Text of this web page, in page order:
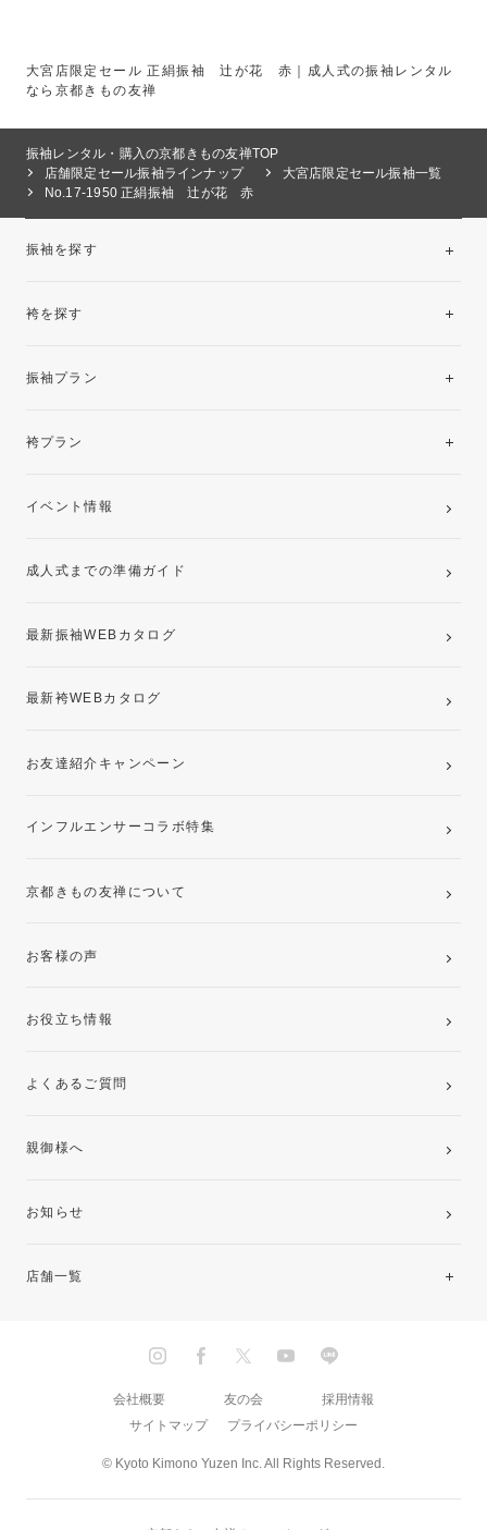
大宮店限定セール 正絹振袖 辻が花 赤｜成人式の振袖レンタル
なら京都きもの友禅
振袖レンタル・購入の京都きもの友禅TOP
店舗限定セール振袖ラインナップ
大宮店限定セール振袖一覧
No.17-1950 正絹振袖 辻が花 赤
振袖を探す
袴を探す
振袖プラン
レンタルプラン
袴プラン
卒業袴レンタルプラン
イベント情報
成人式までの準備ガイド
最新振袖WEBカタログ
最新袴WEBカタログ
お友達紹介キャンペーン
インフルエンサーコラボ特集
京都きもの友禅について
お客様の声
お役立ち情報
よくあるご質問
親御様へ
お知らせ
店舗一覧
© Kyoto Kimono Yuzen Inc. All Rights Reserved.
会社概要 友の会
採用情報
サイトマップ
プライバシーポリシー